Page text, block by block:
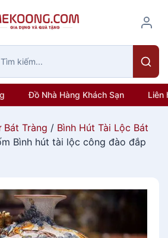
Đồ Nhà Hàng Khách Sạn Liên
Bát Tràng / Bình Hút Tài Lộc Bát
Bình hút tài lộc công đào đắp